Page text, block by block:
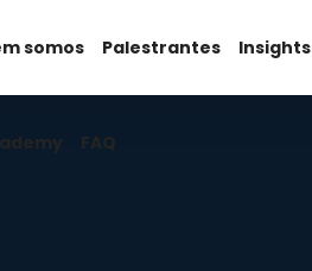
somos Palestrantes Insights
FAQ
FAQ